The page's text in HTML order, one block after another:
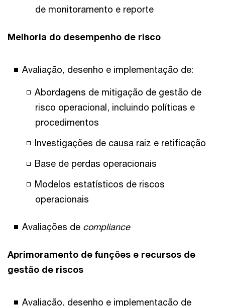
de monitoramento e reporte
Melhoria do desempenho de risco
Avaliação, desenho e implementação de:
Abordagens de mitigação de gestão de
risco operacional, incluindo políticas e
procedimentos
Investigações de causa raiz e retificação
Base de perdas operacionais
Modelos estatísticos de riscos
operacionais
Avaliações de compliance
Aprimoramento de funções e recursos de
gestão de riscos
Avaliação, desenho e implementação de